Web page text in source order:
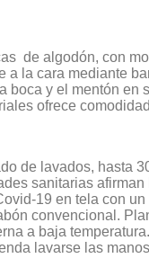
de algodón, con
a la cara mediante
boca y el mentón en
ofrece
de lavados, hasta
sanitarias
19 en tela con
convencional.
a baja
lavarse las